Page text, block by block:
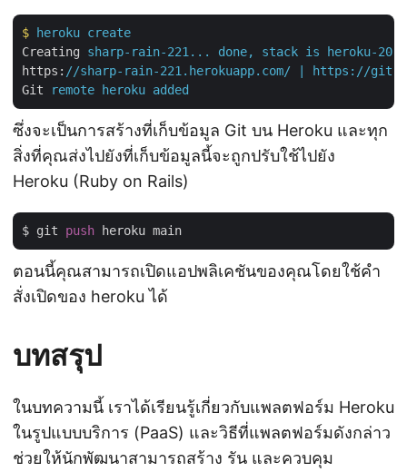
$
heroku create
Creating
sharp-rain-221... done, stack is heroku-20
https : //sharp-rain-221.herokuapp.com/ | https://
Git
remote heroku added
ซึ่งจะเป็นการสร้างที่เก็บข้อมูล Git บน Heroku และทุก
สิ่งที่คุณส่งไปยังที่เก็บข้อมูลนี้จะถูกปรับใช้ไปยัง
Heroku (Ruby on Rails)
$ git push
ตอนนี้คุณสามารถเปิดแอปพลิเคชันของคุณโดยใช้คำ
สั่งเปิดของ heroku ได้
บทสรุป
ในบทความนี้ เราได้เรียนรู้เกี่ยวกับแพลตฟอร์ม Heroku
ในรูปแบบบริการ (PaaS) และวิธีที่แพลตฟอร์มดังกล่าว
ช่วยให้นักพัฒนาสามารถสร้าง รัน และควบคุม